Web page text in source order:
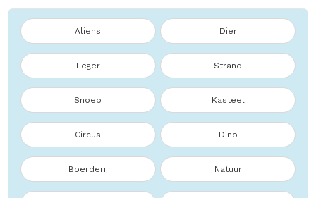
Aliens Dier
Leger Strand
Snoep Kasteel
Circus Dino
Boerderij Natuur